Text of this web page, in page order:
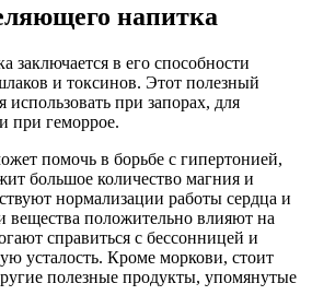
напитка
заключается в его способности
и токсинов. Этот полезный
использовать при запорах, для
при геморрое.
помочь в борьбе с гипертонией,
большое количество магния и
нормализации работы сердца и
вещества положительно влияют на
справиться с бессонницей и
усталость. Кроме моркови, стоит
полезные продукты, упомянутые